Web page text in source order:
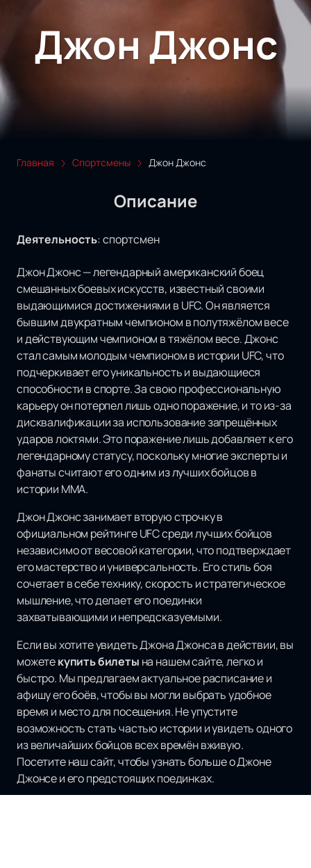
Джон Джонс
Главная Спортсмены Джон Джонс
Описание
Деятельность:спортсмен
Джон Джонс — легендарный американский боец
смешанных боевых искусств, известный своими
выдающимися достижениями в UFC. Он является
бывшим двукратным чемпионом в полутяжёлом весе
и действующим чемпионом в тяжёлом весе. Джонс
стал самым молодым чемпионом в истории UFC, что
подчеркивает его уникальность и выдающиеся
способности в спорте. За свою профессиональную
карьеру он потерпел лишь одно поражение, и то из-за
дисквалификации за использование запрещённых
ударов локтями. Это поражение лишь добавляет к его
легендарному статусу, поскольку многие эксперты и
фанаты считают его одним из лучших бойцов в
истории ММА.
Джон Джонс занимает вторую строчку в
официальном рейтинге UFC среди лучших бойцов
независимо от весовой категории, что подтверждает
его мастерство и универсальность. Его стиль боя
сочетает в себе технику, скорость и стратегическое
мышление, что делает его поединки
захватывающими и непредсказуемыми.
Если вы хотите увидеть Джона Джонса в действии, вы
можетекупить билеты на нашем сайте, легко и
быстро. Мы предлагаем актуальное расписание и
афишу его боёв, чтобы вы могли выбрать удобное
время и место для посещения. Не упустите
возможность стать частью истории и увидеть одного
из величайших бойцов всех времён вживую.
Посетите наш сайт, чтобы узнать больше о Джоне
Джонсе и его предстоящих поединках.